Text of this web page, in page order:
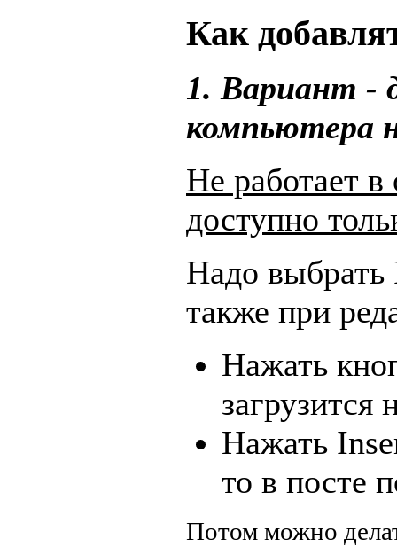
Как
1. Вариант -
компьютера
Не работает
доступно
Надо выбрать
также при
Нажать
загрузится
Нажать
то в посте
Потом можно